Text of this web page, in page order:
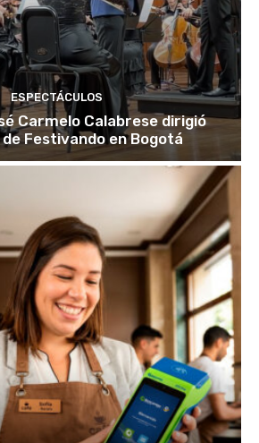
ESPECTÁCULOS
Carmelo Calabrese dirigió
Festivando en Bogotá